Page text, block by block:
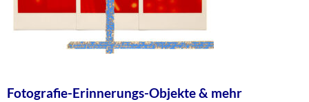
Fotografie-Erinnerungs-Objekte & mehr